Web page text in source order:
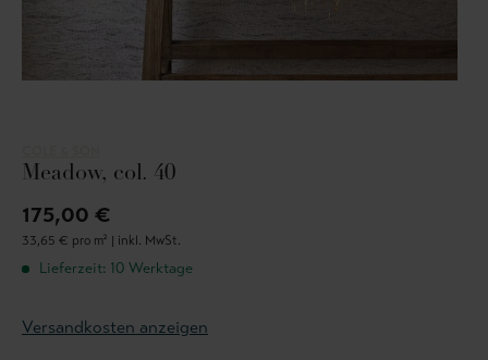
Meadow, col. 40
175,00 €
33,65 € pro m² | inkl. MwSt.
Lieferzeit: 10 Werktage
Versandkosten anzeigen